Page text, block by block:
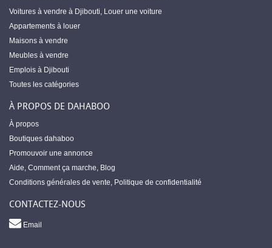
Voitures à vendre à Djibouti, Louer une voiture
Appartements à louer
Maisons à vendre
Meubles à vendre
Emplois à Djibouti
Toutes les catégories
À PROPOS DE DAHABOO
À propos
Boutiques dahaboo
Promouvoir une annonce
Aide, Comment ça marche, Blog
Conditions générales de vente, Politique de confidentialité
CONTACTEZ-NOUS
Email